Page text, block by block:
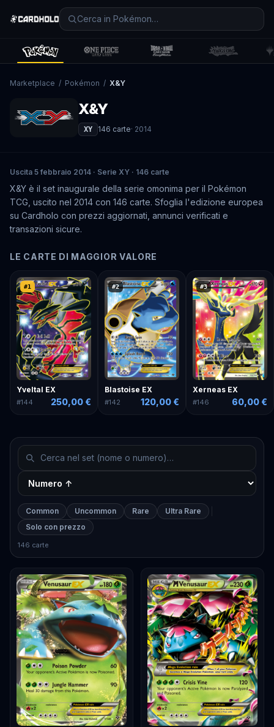
Marketplace / Pokémon / X&Y
X&Y
XY 146 carte· 2014
Uscita 5 febbraio 2014 · Serie XY · 146 carte
X&Y è il set inaugurale della serie omonima per il Pokémon
TCG, uscito nel 2014 con 146 carte. Sfoglia l'edizione europea
su Cardholo con prezzi aggiornati, annunci verificati e
transazioni sicure.
LE CARTE DI MAGGIOR VALORE
#1
Yveltal EX
#144 250,00 €
#2
Blastoise EX
#142 120,00 €
#3
Xerneas EX
#146 60,00 €
Common Uncommon Rare
Ultra Rare
Solo con prezzo
146 carte